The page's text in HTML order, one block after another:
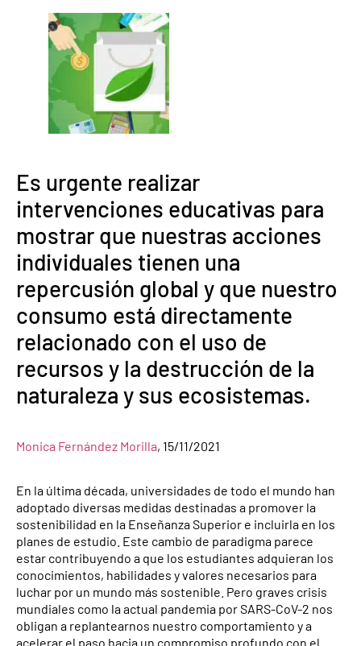
Es urgente realizar
intervenciones educativas para
mostrar que nuestras acciones
individuales tienen una
repercusión global y que nuestro
consumo está directamente
relacionado con el uso de
recursos y la destrucción de la
naturaleza y sus ecosistemas.
Monica Fernández Morilla, 15/11/2021
En la última década, universidades de todo el mundo han
adoptado diversas medidas destinadas a promover la
sostenibilidad en la Enseñanza Superior e incluirla en los
planes de estudio. Este cambio de paradigma parece
estar contribuyendo a que los estudiantes adquieran los
conocimientos, habilidades y valores necesarios para
luchar por un mundo más sostenible. Pero graves crisis
mundiales como la actual pandemia por SARS-CoV-2 nos
obligan a replantearnos nuestro comportamiento y a
acelerar el paso hacia un compromiso profundo con el